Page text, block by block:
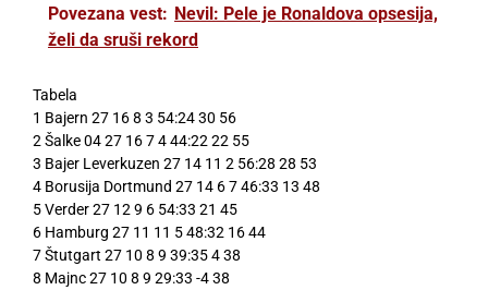
Povezana vest: Nevil: Pele je Ronaldova opsesija,
želi da sruši rekord
Tabela
1 Bajern 27 16 8 3 54:24 30 56
2 Šalke 04 27 16 7 4 44:22 22 55
3 Bajer Leverkuzen 27 14 11 2 56:28 28 53
4 Borusija Dortmund 27 14 6 7 46:33 13 48
5 Verder 27 12 9 6 54:33 21 45
6 Hamburg 27 11 11 5 48:32 16 44
7 Štutgart 27 10 8 9 39:35 4 38
8 Majnc 27 10 8 9 29:33 -4 38